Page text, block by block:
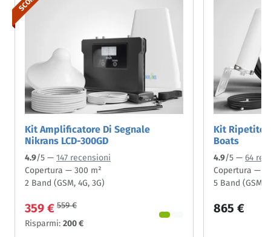
Kit Amplificatore Di Segnale
Nikrans LCD-300GD
4.9/5 — 147 recensioni
Copertura — 300 m²
2 Band (GSM, 4G, 3G)
359 € 559 €
Risparmi: 200 €
Kit
Boats
4.9/5 — 64
Copertura —
5 Band (GSM,
865 €